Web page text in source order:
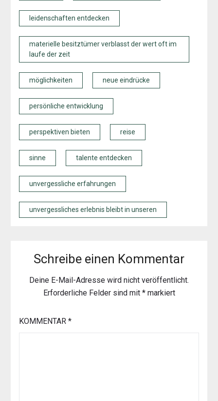
leidenschaften entdecken
materielle besitztümer verblasst der wert oft im
laufe der zeit
möglichkeiten neue eindrücke
persönliche entwicklung
perspektiven bieten reise
sinne talente entdecken
unvergessliche erfahrungen
unvergessliches erlebnis bleibt in unseren
Schreibe einen Kommentar
Deine E-Mail-Adresse wird nicht veröffentlicht.
Erforderliche Felder sind mit *markiert
KOMMENTAR *